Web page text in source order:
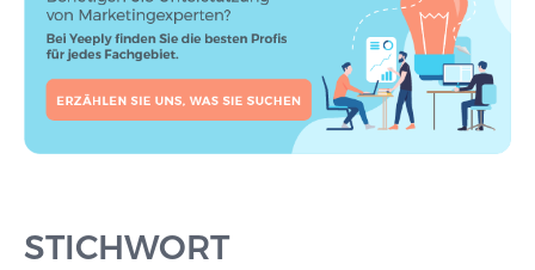
STICHWORT